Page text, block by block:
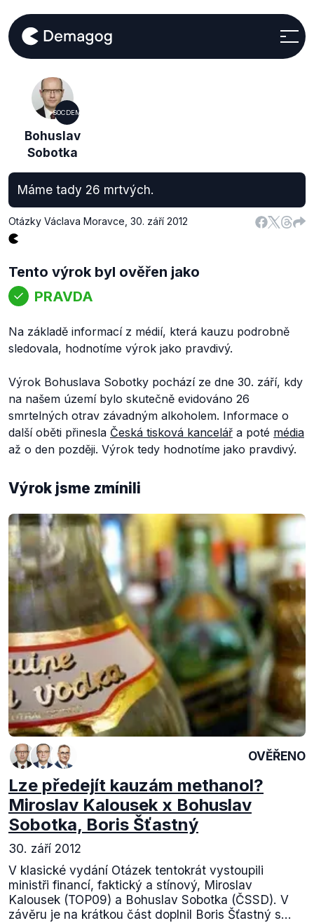
SOCDEM
Bohuslav
Sobotka
Máme tady 26 mrtvých.
Otázky Václava Moravce 30. září 2012
Tento výrok byl ověřen jako
PRAVDA
Na základě informací z médií, která kauzu podrobně
sledovala, hodnotíme výrok jako pravdivý.
Výrok Bohuslava Sobotky pochází ze dne 30. září, kdy
na našem území bylo skutečně evidováno 26
smrtelných otrav závadným alkoholem. Informace o
další oběti přinesla Česká tisková kancelář a poté média
až o den později. Výrok tedy hodnotíme jako pravdivý.
Výrok jsme zmínili
OVĚŘENO
Lze předejít kauzám methanol?
Miroslav Kalousek x Bohuslav
Sobotka, Boris Šťastný
30. září 2012
V klasické vydání Otázek tentokrát vystoupili
ministři financí, faktický a stínový, Miroslav
Kalousek (TOP09) a Bohuslav Sobotka (ČSSD). V
závěru je na krátkou část doplnil Boris Šťastný s...